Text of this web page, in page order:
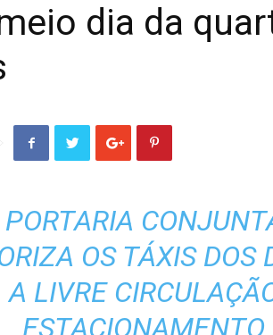
dia da
OS TÁXIS DOS
A LIVRE